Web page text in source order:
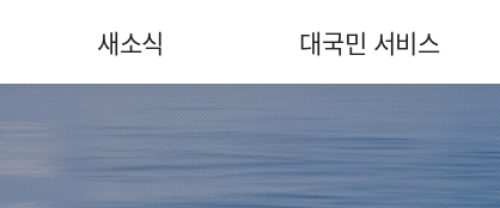
새소식 대국민 서비스